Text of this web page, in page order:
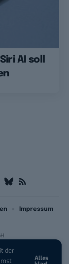
der
Alles
AI soll
Impressum